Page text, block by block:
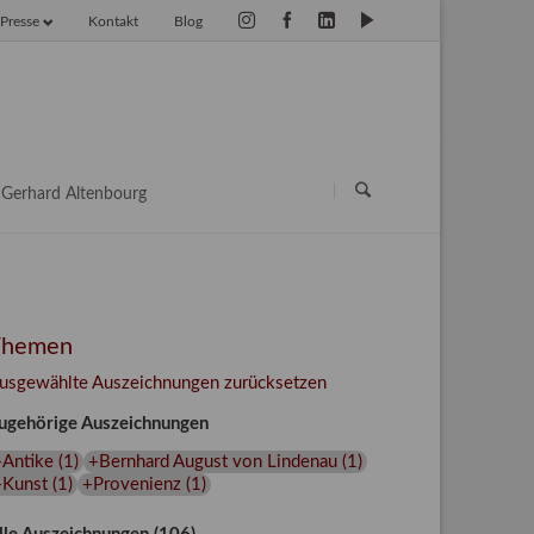
Blog
Kontakt
Presse
Gerhard Altenbourg
Auszeichnungen zurücksetzen
Auszeichnungen
(1 ) +Bernhard August von Lindenau(1 )
(1 ) +Provenienz(1 )